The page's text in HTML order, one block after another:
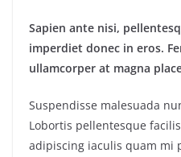
Sapien ante nisi,
imperdiet donec in eros.
ullamcorper at magna
Suspendisse malesuada
Lobortis pellentesque
adipiscing iaculis quam mi